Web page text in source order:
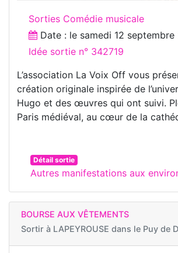
Sorties Comédie musicale
Date : le samedi 12 septembre
Idée sortie n° 342719
L’association La Voix Off vous
création originale inspirée de
Hugo et des œuvres qui ont suivi.
Paris médiéval, au cœur de la
Détail sortie
Autres manifestations aux
BOURSE AUX VÊTEMENTS
Sortir à LAPEYROUSE dans le Puy de